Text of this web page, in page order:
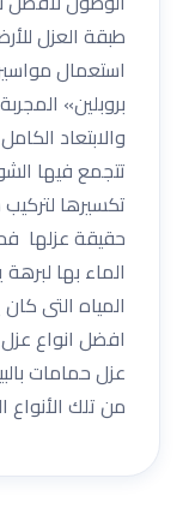
طبقة العزل
استعمال
بروبلين»
والابتعاد
تتجمع فيها
تكسيرها
حقيقة عزلها
الماء بها
المياه التى
افضل انواع
عزل حمامات
من تلك الأنواع